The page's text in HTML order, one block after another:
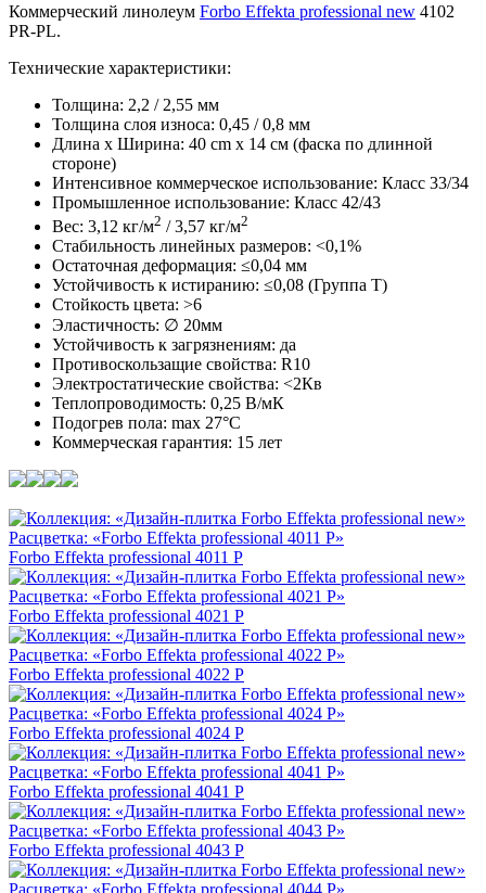
Коммерческий линолеум Forbo Effekta professional new 4102
PR-PL.
Технические характеристики:
Толщина: 2,2 / 2,55 мм
Толщина слоя износа: 0,45 / 0,8 мм
Длина х Ширина: 40 cm x 14 см (фаска по длинной
стороне)
Интенсивное коммерческое использование: Класс 33/34
Промышленное использование: Класс 42/43
Вес: 3,12 кг/м2 / 3,57 кг/м2
Стабильность линейных размеров: <0,1%
Остаточная деформация: ≤0,04 мм
Устойчивость к истиранию: ≤0,08 (Группа Т)
Стойкость цвета: >6
Эластичность: ∅ 20мм
Устойчивость к загрязнениям: да
Противоскользащие свойства: R10
Электростатические свойства: <2Кв
Теплопроводимость: 0,25 В/мК
Подогрев пола: max 27°C
Коммерческая гарантия: 15 лет
Forbo Effekta professional 4011 P
Forbo Effekta professional 4021 P
Forbo Effekta professional 4022 P
Forbo Effekta professional 4024 P
Forbo Effekta professional 4041 P
Forbo Effekta professional 4043 P